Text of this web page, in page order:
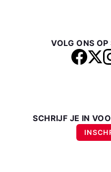
VOLG ONS
SCHRIJF JE IN